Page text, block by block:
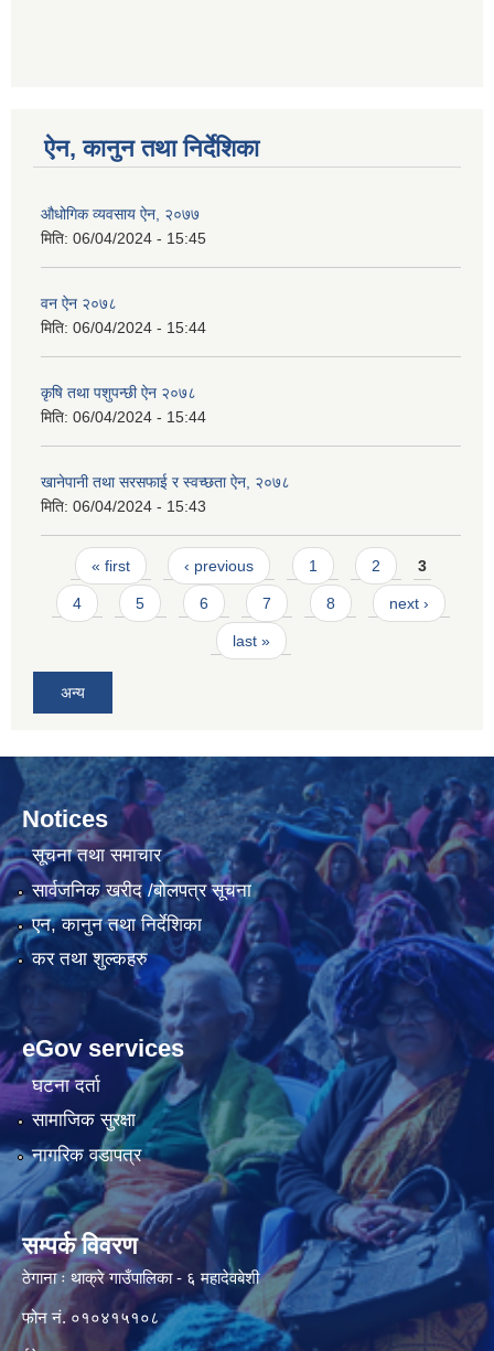
ऐन, कानुन तथा निर्देशिका
औधोगिक व्यवसाय ऐन, २०७७
मिति: 06/04/2024 - 15:45
वन ऐन २०७८
मिति: 06/04/2024 - 15:44
कृषि तथा पशुपन्छी ऐन २०७८
मिति: 06/04/2024 - 15:44
खानेपानी तथा सरसफाई र स्वच्छता ऐन, २०७८
मिति: 06/04/2024 - 15:43
Pages
« first ‹ previous 1 2 3
4 5 6 7 8 next ›
last »
अन्य
Notices
सूचना तथा समाचार
सार्वजनिक खरीद /बोलपत्र सूचना
एन, कानुन तथा निर्देशिका
कर तथा शुल्कहरु
eGov services
घटना दर्ता
सामाजिक सुरक्षा
नागरिक वडापत्र
सम्पर्क विवरण
ठेगाना ः थाक्रे गाउँपालिका - ६ महादेवबेशी
फोन नं. ०१०४१५१०८